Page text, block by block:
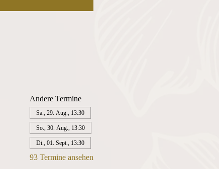
Andere Termine
Sa., 29. Aug., 13:30
So., 30. Aug., 13:30
Di., 01. Sept., 13:30
93 Termine ansehen